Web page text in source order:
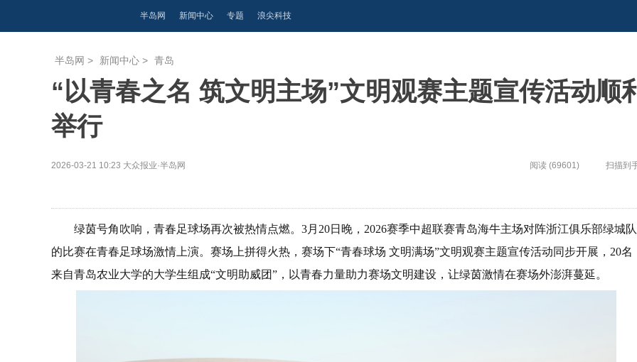
半岛网 新闻中心 专题 浪尖科技
半岛网 > 新闻中心 > 青岛
“以青春之名 筑文明主场”文明观赛主题宣传活动顺
举行
2026-03-21 10:23 大众报业·半岛网 阅读 (69601) 扫描到
绿茵号角吹响，青春足球场再次被热情点燃。3月20日晚，2026赛季中超联赛青岛海牛主场对阵浙江俱乐部绿城队
的比赛在青春足球场激情上演。赛场上拼得火热，赛场下“青春球场 文明满场”文明观赛主题宣传活动同步开展，20名
来自青岛农业大学的大学生组成“文明助威团”，以青春力量助力赛场文明建设，让绿茵激情在赛场外澎湃蔓延。